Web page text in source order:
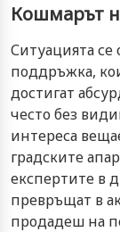
Кошмарът
Ситуацията се
поддръжка,
достигат
често без
интереса
градските
експертите в
превръщат в
продадеш на